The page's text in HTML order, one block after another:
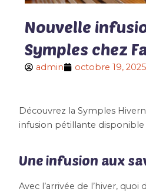
Nouvelle
Symples chez
admin octobre 19,
Découvrez la Symples
infusion pétillante disponible
Une infusion aux
Avec l’arrivée de l’hiver, quoi